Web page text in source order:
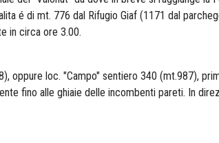
é di mt. 776 dal Rifugio Giaf (1171 dal
in circa ore 3.00.
oppure loc. "Campo" sentiero 340 (mt.987),
fino alle ghiaie delle incombenti pareti. In